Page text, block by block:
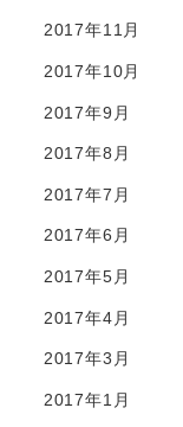
2017年11月
2017年10月
2017年9月
2017年8月
2017年7月
2017年6月
2017年5月
2017年4月
2017年3月
2017年1月